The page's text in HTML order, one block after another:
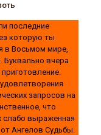
последние
которую ты
в Восьмом мире,
Буквально вчера
запросов на
что
слабо выраженная
Ангелов Судьбы.